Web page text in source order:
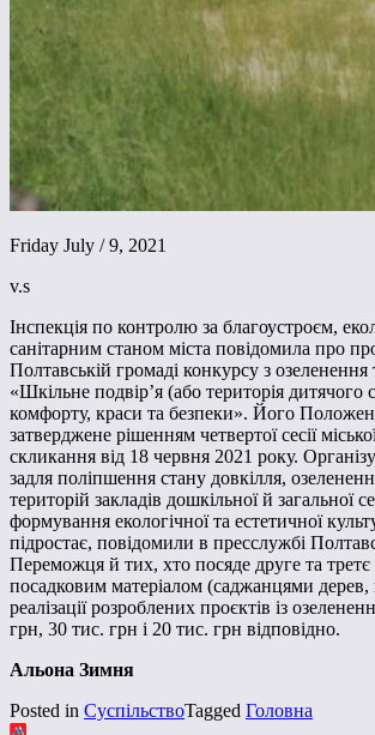
Friday July / 9, 2021
v.s
Інспекція по контролю за благоустроєм,
санітарним станом міста повідомила про
Полтавській громаді конкурсу з
«Шкільне подвір’я (або територія дитячого
комфорту, краси та безпеки». Його
затверджене рішенням четвертої сесії
скликання від 18 червня 2021 року.
задля поліпшення стану довкілля,
територій закладів дошкільної й загальної
формування екологічної та естетичної
підростає, повідомили в пресслужбі
Переможця й тих, хто посяде друге та третє
посадковим матеріалом (саджанцями дерев,
реалізації розроблених проєктів із
грн, 30 тис. грн і 20 тис. грн відповідно.
Альона Зимня
Posted in СуспільствоTagged Головна